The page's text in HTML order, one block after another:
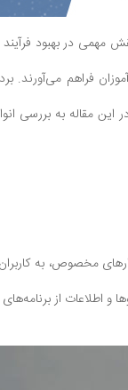
در بهبود
فراهم
مقاله به بررسی
مخصوص، به
و اطلاعات از